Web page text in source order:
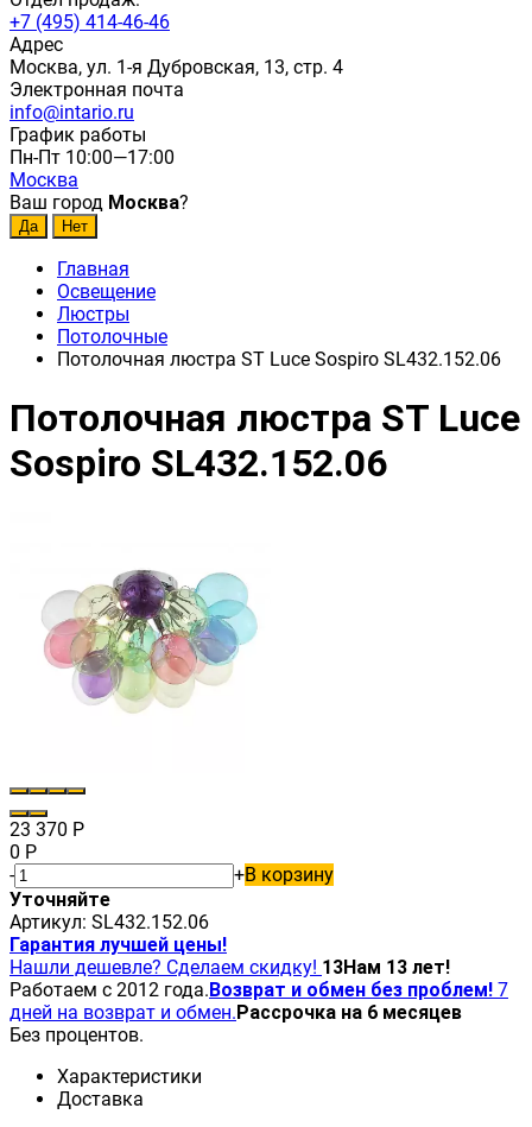
+7 (495) 414-46-46
Адрес
Москва, ул. 1-я Дубровская, 13, стр. 4
Электронная почта
info@intario.ru
График работы
Пн-Пт 10:00—17:00
Москва
Ваш город Москва?
Главная
Освещение
Люстры
Потолочные
Потолочная люстра ST Luce Sospiro SL432.152.06
Потолочная люстра ST Luce
Sospiro SL432.152.06
23 370 Р
0 Р
-
+В корзину
Уточняйте
Артикул: SL432.152.06
Гарантия лучшей цены!
Нашли дешевле? Сделаем скидку! 13Нам 13 лет!
Работаем с 2012 года.Возврат и обмен без проблем! 7
дней на возврат и обмен.Рассрочка на 6 месяцев
Без процентов.
Характеристики
Доставка